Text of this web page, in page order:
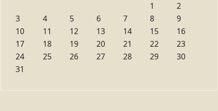
1
2
3
4 5 6 7 8
9
10
11 12 13 14 15
16
17
18 19 20 21 22
23
24
25 26 27 28 29
30
31